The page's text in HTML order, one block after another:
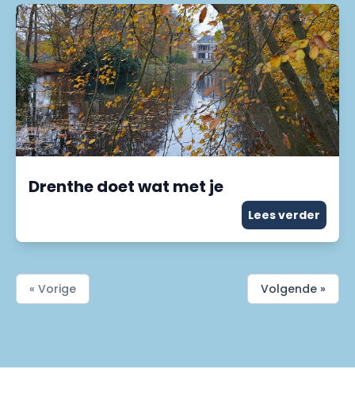
Drenthe doet wat met je
Lees verder
« Vorige Volgende »